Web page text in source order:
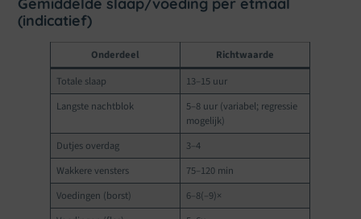
Gemiddelde slaap/voeding per etmaal
(indicatief)
Onderdeel
Richtwaarde
Totale slaap
13–15 uur
Langste nachtblok
5–8 uur (variabel; regressie
mogelijk)
Dutjes overdag
3–4
Wakkere vensters
75–120 min
Voedingen (borst)
6–8(–9)×